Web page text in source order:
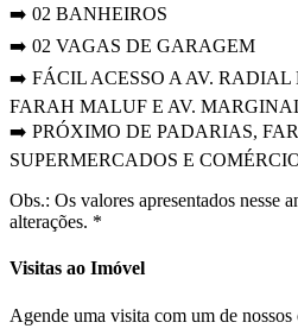
➡️ 02 BANHEIROS
➡️ 02 VAGAS DE GARAGEM
➡️ FÁCIL ACESSO A AV. RADIAL
FARAH MALUF E AV.
➡️ PRÓXIMO DE PADARIAS,
SUPERMERCADOS E
Obs.: Os valores apresentados nesse
alterações. *
Visitas ao Imóvel
Agende uma visita com um de nossos